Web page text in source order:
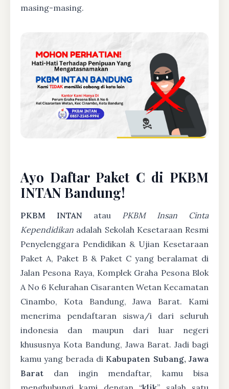
masing-masing.
Ayo Daftar Paket C di PKBM
INTAN Bandung!
PKBM INTAN atau PKBM Insan Cinta
Kependidikan adalah Sekolah Kesetaraan Resmi
Penyelenggara Pendidikan & Ujian Kesetaraan
Paket A, Paket B & Paket C yang beralamat di
Jalan Pesona Raya, Komplek Graha Pesona Blok
A No 6 Kelurahan Cisaranten Wetan Kecamatan
Cinambo, Kota Bandung, Jawa Barat. Kami
menerima pendaftaran siswa/i dari seluruh
indonesia dan maupun dari luar negeri
khususnya Kota Bandung, Jawa Barat. Jadi bagi
kamu yang berada di Kabupaten Subang, Jawa
Barat dan ingin mendaftar, kamu bisa